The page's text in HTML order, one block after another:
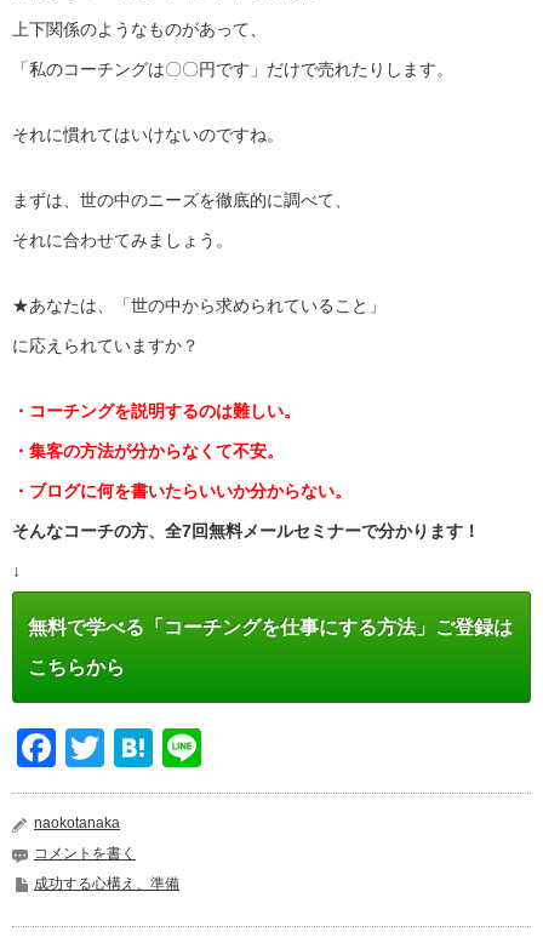
上下関係のようなものがあって、
「私のコーチングは〇〇円です」だけで売れたりします。
それに慣れてはいけないのですね。
まずは、世の中のニーズを徹底的に調べて、
それに合わせてみましょう。
★あなたは、「世の中から求められていること」
に応えられていますか？
・コーチングを説明するのは難しい。
・集客の方法が分からなくて不安。
・ブログに何を書いたらいいか分からない。
そんなコーチの方、全7回無料メールセミナーで分かります！
↓
無料で学べる「コーチングを仕事にする方法」ご登録は
こちらから
Facebook
TwitterHatena
naokotanaka
コメントを書く
成功する心構え、準備